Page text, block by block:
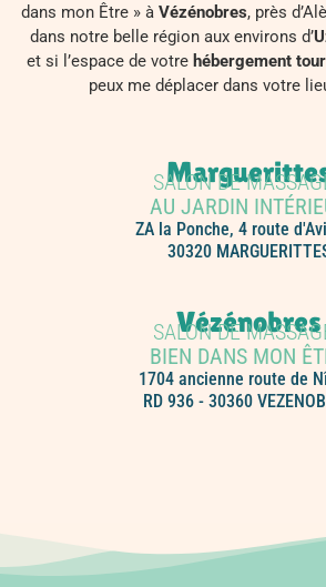
dans mon Être » à Vézénobres, près
dans notre belle région aux environs d’
et si l’espace de votre hébergement
peux me déplacer dans votre
SALON DE
AU JARDIN
ZA la Ponche, 4 route
30320
Vézénobres
SALON DE
BIEN DANS MON
1704 ancienne route de
RD 936 - 30360